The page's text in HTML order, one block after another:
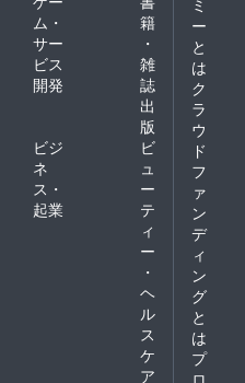
ム・
サー
ビス
開発
籍
・
雑
誌
出
版
ビジ
ネ
ス・
起業
ビ
ュ
ー
テ
ィ
ー
・
ヘ
ル
ス
ケ
ア
ー
と
は
ク
ラ
ウ
ド
フ
ァ
ン
デ
ィ
ン
グ
と
は
プ
ロ